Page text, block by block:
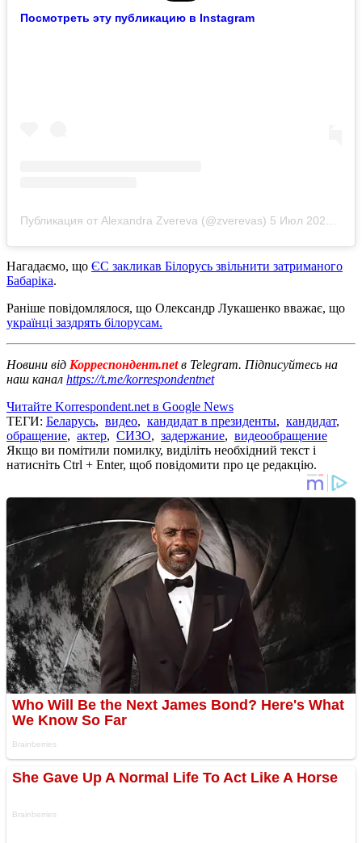
Посмотреть эту публикацию в Instagram
Публикация от Alexandra Zvereva (@zverevas) 5 Июл 2020 в 5:52 PDT
Нагадаємо, що ЄС закликав Білорусь звільнити затриманого
Бабаріка.
Раніше повідомлялося, що Олександр Лукашенко вважає, що
українці заздрять білорусам.
Новини від Корреспондент.netв Telegram. Підписуйтесь на
наш канал https://t.me/korrespondentnet
Читайте Korrespondent.net в Google News
ТЕГИ: Беларусь, видео, кандидат в президенты, кандидат,
обращение, актер, СИЗО, задержание, видеообращение
Якщо ви помітили помилку, виділіть необхідний текст і
натисніть Ctrl + Enter, щоб повідомити про це редакцію.